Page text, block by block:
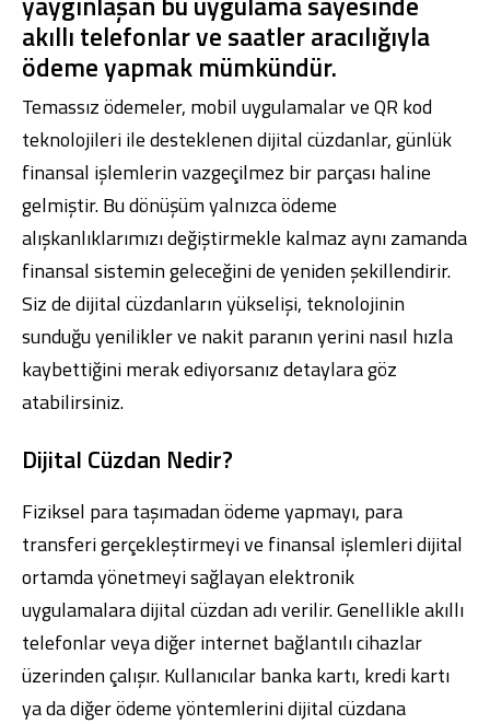
akıllı telefonlar ve saatler aracılığıyla
ödeme yapmak mümkündür.
Temassız ödemeler, mobil uygulamalar ve QR kod
teknolojileri ile desteklenen dijital cüzdanlar, günlük
finansal işlemlerin vazgeçilmez bir parçası haline
gelmiştir. Bu dönüşüm yalnızca ödeme
alışkanlıklarımızı değiştirmekle kalmaz aynı zamanda
finansal sistemin geleceğini de yeniden şekillendirir.
Siz de dijital cüzdanların yükselişi, teknolojinin
sunduğu yenilikler ve nakit paranın yerini nasıl hızla
kaybettiğini merak ediyorsanız detaylara göz
atabilirsiniz.
Dijital Cüzdan Nedir?
Fiziksel para taşımadan ödeme yapmayı, para
transferi gerçekleştirmeyi ve finansal işlemleri dijital
ortamda yönetmeyi sağlayan elektronik
uygulamalara dijital cüzdan adı verilir. Genellikle akıllı
telefonlar veya diğer internet bağlantılı cihazlar
üzerinden çalışır. Kullanıcılar banka kartı, kredi kartı
ya da diğer ödeme yöntemlerini dijital cüzdana